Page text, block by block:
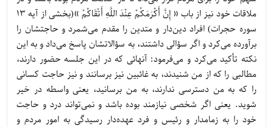
ملاقات خود نیز از باب « إِنَّ أَكْرَمَكُمْ عِنْدَ اللَّهِ أَتْقَاكُمْ »(بخشی از آیه 13
سوره حجرات) افراد دین‌دار و متدین را مقدم می‌شمرد و حاجتشان را
برآورده می‌کرد و اگر سؤالی داشتند، به سؤالاتشان پاسخ می‌داد و به این
نکته تأکید می‌کرد و می‌فرمود: آنهائی که در این جلسه حضور دارند،
مطالبی را که از من شنیدند، به غائبین نیز برسانند و نیز حاجت کسانی
را که به من دسترسی ندارند، به من برسانید، یعنی واسطه در خیر
شوید. یعنی اگر شخصی نیازمند بوده باشد و نمی‌تواند درد و حاجت
خود را به زمامدار و رئیس و فرد عهده‌دار رسیدگی به امور مردم و